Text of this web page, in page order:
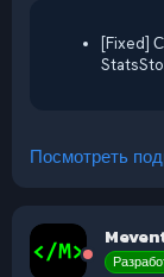
[Fixed]
Посмотреть